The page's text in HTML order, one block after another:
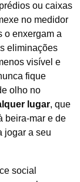
ou caixas
no medidor
o enxergam a
eliminações
visível e
fique
olho no
lugar, que
beira-mar e de
jogar a seu
social